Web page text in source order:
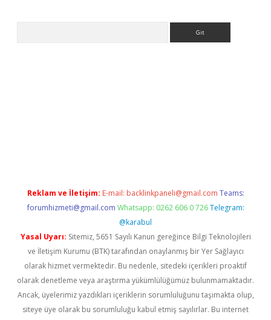
Reklam ve İletişim: E-mail: backlinkpaneli@gmail.com Teams:
forumhizmeti@gmail.com Whatsapp: 0262 606 0 726 Telegram:
@karabul
Yasal Uyarı: Sitemiz, 5651 Sayılı Kanun gereğince Bilgi Teknolojileri
ve İletişim Kurumu (BTK) tarafından onaylanmış bir Yer Sağlayıcı
olarak hizmet vermektedir. Bu nedenle, sitedeki içerikleri proaktif
olarak denetleme veya araştırma yükümlülüğümüz bulunmamaktadır.
Ancak, üyelerimiz yazdıkları içeriklerin sorumluluğunu taşımakta olup,
siteye üye olarak bu sorumluluğu kabul etmiş sayılırlar. Bu internet